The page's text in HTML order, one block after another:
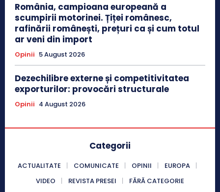
România, campioana europeană a
scumpirii motorinei. Țiței românesc,
rafinării românești, prețuri ca și cum totul
ar veni din import
Opinii 5 August 2026
Dezechilibre externe și competitivitatea
exporturilor: provocări structurale
Opinii 4 August 2026
Categorii
ACTUALITATE COMUNICATE OPINII
EUROPA
VIDEO
REVISTA PRESEI FĂRĂ CATEGORIE